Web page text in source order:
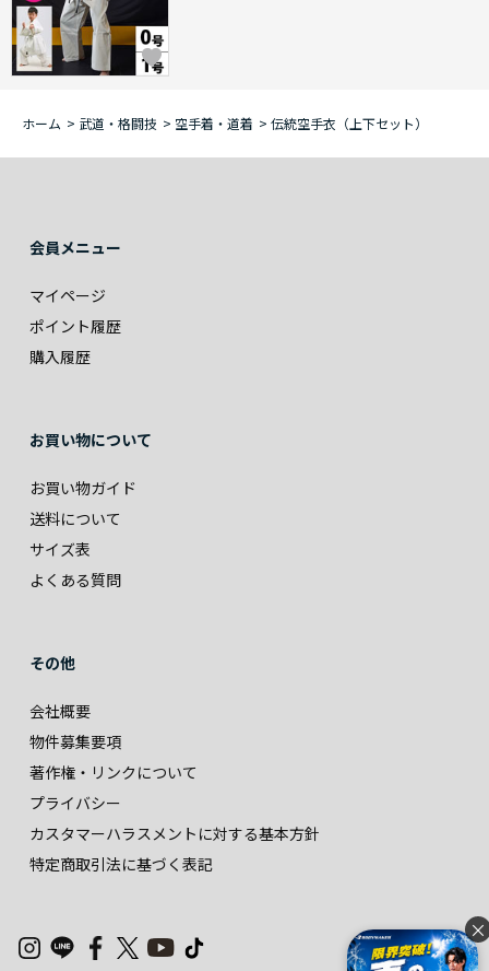
×
ホーム > 武道・格闘技 > 空手着・道着 > 伝統空手衣（上下セット）
会員メニュー
マイページ
ポイント履歴
購入履歴
お買い物について
お買い物ガイド
送料について
サイズ表
よくある質問
その他
会社概要
物件募集要項
著作権・リンクについて
プライバシー
カスタマーハラスメントに対する基本方針
特定商取引法に基づく表記